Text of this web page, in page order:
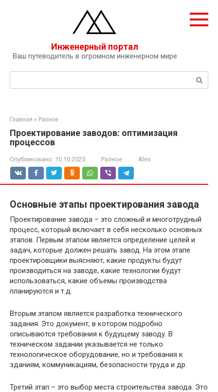
Инженерный портал
Ваш путеводитель в огромном инженерном мире
Поиск:
Главная » Разное
Проектирование заводов: оптимизация
процессов
Опубликовано: 10.10.2025 Разное Alex
Основные этапы проектирования завода
Проектирование завода – это сложный и многотрудный
процесс, который включает в себя несколько основных
этапов. Первым этапом является определение целей и
задач, которые должен решать завод. На этом этапе
проектировщики выясняют, какие продукты будут
производиться на заводе, какие технологии будут
использоваться, какие объемы производства
планируются и т.д.
Вторым этапом является разработка технического
задания. Это документ, в котором подробно
описываются требования к будущему заводу. В
техническом задании указывается не только
технологическое оборудование, но и требования к
зданиям, коммуникациям, безопасности труда и др.
Третий этап – это выбор места строительства завода. Это